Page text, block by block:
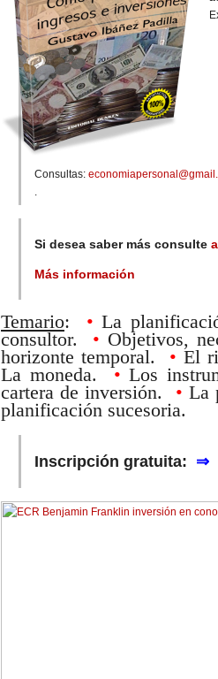
Consultas:
.
Si desea saber más consulte
Más información
Temario: •La
consultor. • Objetivos,
horizonte temporal. • El
La moneda.•Los
cartera de inversión. •La
planificación sucesoria.
Inscripción gratuita: ⇒